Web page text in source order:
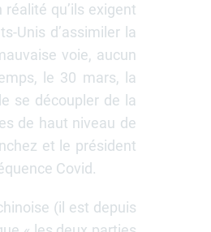
qu’ils exigent
Unis d’assimiler la
voie, aucun
le 30 mars, la
se découpler de la
de haut niveau de
et le président
Covid.
(il est depuis